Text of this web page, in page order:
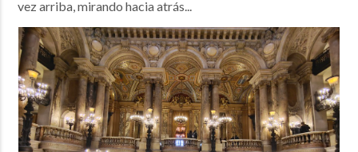
vez arriba, mirando hacia atrás...